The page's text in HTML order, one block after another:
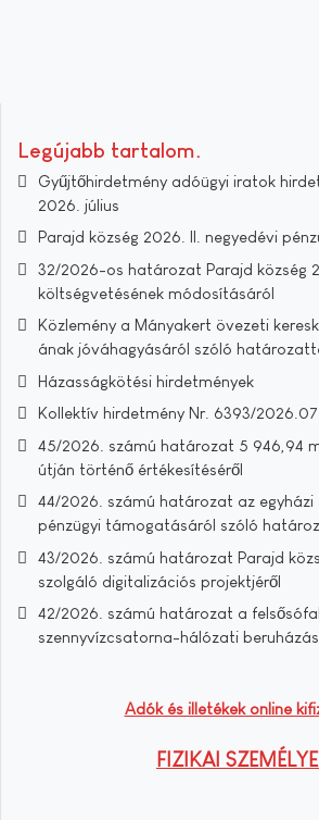
Legújabb tartalom
Gyűjtőhirdetmény adóügyi iratok
2026. július
Parajd község 2026. II. negyedévi
32/2026-os határozat Parajd község
költségvetésének módosításáról
Közlemény a Mányakert övezeti
ának jóváhagyásáról szóló
Házasságkötési hirdetmények
Kollektív hirdetmény Nr. 6393/
45/2026. számú határozat 5 946,94
útján történő értékesítéséről
44/2026. számú határozat az egyházi
pénzügyi támogatásáról szóló
43/2026. számú határozat Parajd
szolgáló digitalizációs projektjéről
42/2026. számú határozat a
szennyvízcsatorna-hálózati
Adók és illetékek online
FIZIKAI